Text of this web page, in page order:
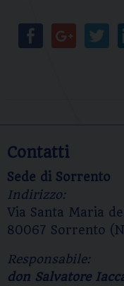
Contatti
Sede di Sorrento
Indirizzo:
Via Santa Maria
80067 Sorrento
Responsabile:
don Salvatore